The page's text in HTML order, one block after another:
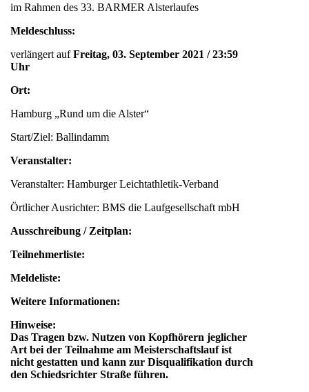
im Rahmen des 33. BARMER Alsterlaufes
Meldeschluss:
verlängert aufFreitag, 03. September 2021 / 23:59
Uhr
Ort:
Hamburg „Rund um die Alster“
Start/Ziel: Ballindamm
Veranstalter:
Veranstalter: Hamburger Leichtathletik-Verband
Örtlicher Ausrichter: BMS die Laufgesellschaft mbH
Ausschreibung / Zeitplan:
Teilnehmerliste:
Meldeliste:
Weitere Informationen:
Hinweise:
Das Tragen bzw. Nutzen von Kopfhörern jeglicher
Art bei der Teilnahme am Meisterschaftslauf ist
nicht gestatten und kann zur Disqualifikation durch
den Schiedsrichter Straße führen.